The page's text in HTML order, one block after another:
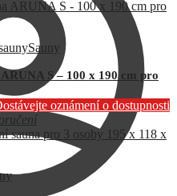
Sauny
S – 100 x 190 cm pro
oznámení o dostupnosti